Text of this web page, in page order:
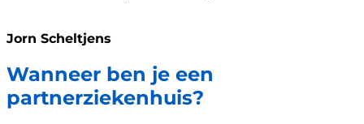
Jorn Scheltjens
Wanneer ben je een
partnerziekenhuis?